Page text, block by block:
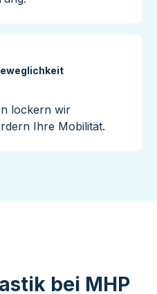
lockern wir
Ihre Mobilität.
bei MHP